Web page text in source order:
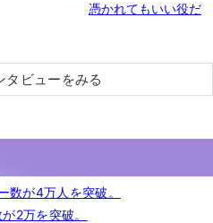
憑かれてもいい役だ
タビューをみる
が4万人を突破。
2万を突破。